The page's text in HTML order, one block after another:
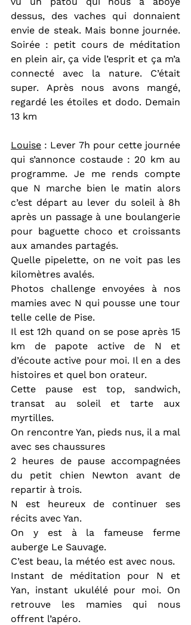
dessus, des vaches qui donnaient
envie de steak. Mais bonne journée.
Soirée : petit cours de méditation
en plein air, ça vide l’esprit et ça m’a
connecté avec la nature. C’était
super. Après nous avons mangé,
regardé les étoiles et dodo. Demain
13 km
Louise : Lever 7h pour cette journée
qui s’annonce costaude : 20 km au
programme. Je me rends compte
que N marche bien le matin alors
c’est départ au lever du soleil à 8h
après un passage à une boulangerie
pour baguette choco et croissants
aux amandes partagés.
Quelle pipelette, on ne voit pas les
kilomètres avalés.
Photos challenge envoyées à nos
mamies avec N qui pousse une tour
telle celle de Pise.
Il est 12h quand on se pose après 15
km de papote active de N et
d’écoute active pour moi. Il en a des
histoires et quel bon orateur.
Cette pause est top, sandwich,
transat au soleil et tarte aux
myrtilles.
On rencontre Yan, pieds nus, il a mal
avec ses chaussures
2 heures de pause accompagnées
du petit chien Newton avant de
repartir à trois.
N est heureux de continuer ses
récits avec Yan.
On y est à la fameuse ferme
auberge Le Sauvage.
C’est beau, la météo est avec nous.
Instant de méditation pour N et
Yan, instant ukulélé pour moi. On
retrouve les mamies qui nous
offrent l’apéro.